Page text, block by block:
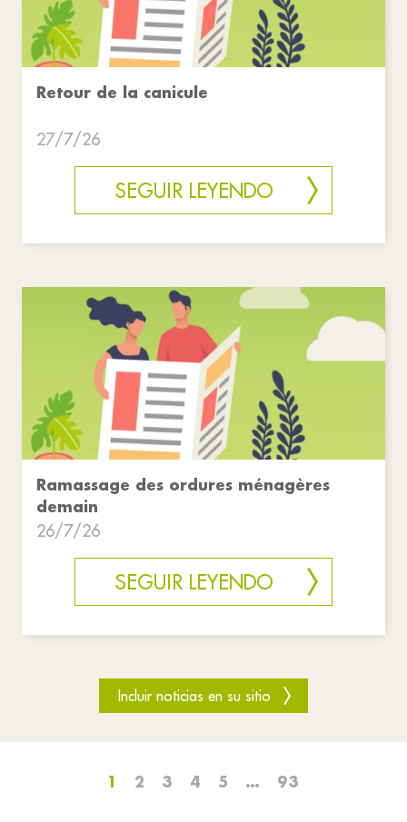
Retour de la canicule
27/7/26
SEGUIR LEYENDO
Ramassage des ordures ménagères
demain
26/7/26
SEGUIR LEYENDO
Incluir noticias en su sitio
1 2 3 4 5 … 93